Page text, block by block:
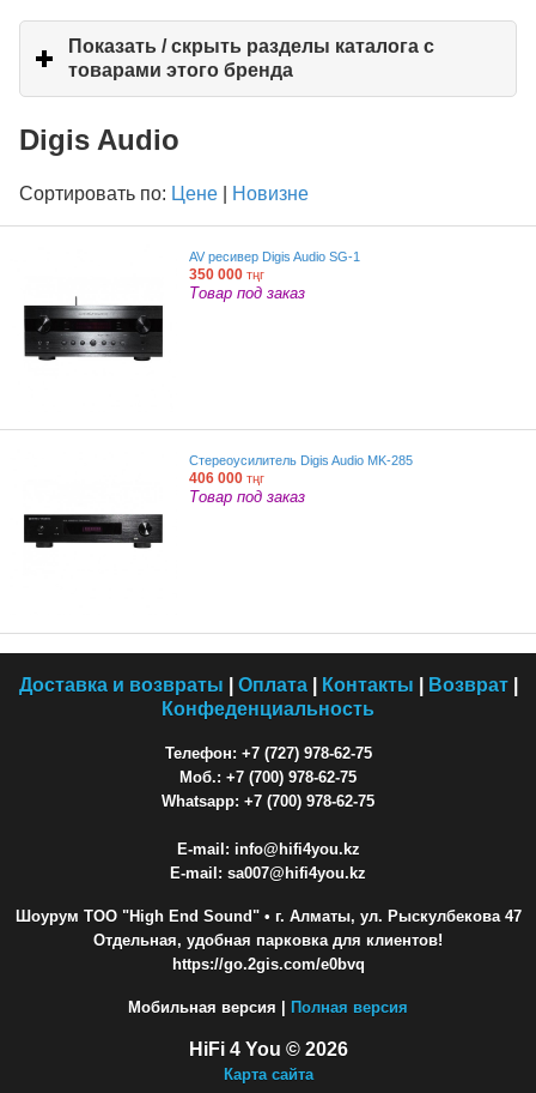
Показать / скрыть разделы каталога с
товарами этого бренда
to
Digis Audio
Сортировать по: Цене Новизне
AV ресивер Digis Audio SG-1
350 000 тңг
Товар под заказ
Стереоусилитель Digis Audio MK-285
406 000 тңг
Товар под заказ
Доставка и возвраты Оплата| Контакты Возврат|
Конфеденциальность
Телефон: +7 (727) 978-62-75
Моб.: +7 (700) 978-62-75
Whatsapp: +7 (700) 978-62-75
E-mail: info@hifi4you.kz
E-mail: sa007@hifi4you.kz
Шоурум ТОО "High End Sound"• г. Алматы, ул. Рыскулбекова 47
Отдельная, удобная парковка для клиентов!
https://go.2gis.com/e0bvq
Мобильная версия | Полная версия
HiFi 4 You © 2026
Карта сайта